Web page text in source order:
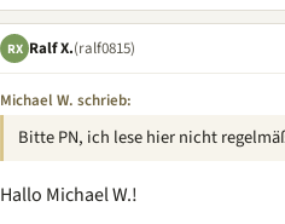
RX Ralf X.(ralf0815)
Michael W. schrieb:
Bitte PN, ich lese hier nicht
Hallo Michael W.!